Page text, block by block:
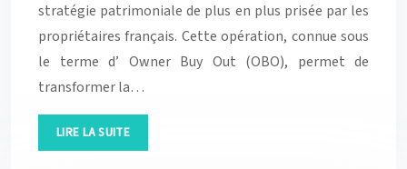
stratégie patrimoniale de plus en plus prisée par les
propriétaires français. Cette opération, connue sous
le terme d’ Owner Buy Out (OBO), permet de
transformer la…
LIRE LA SUITE